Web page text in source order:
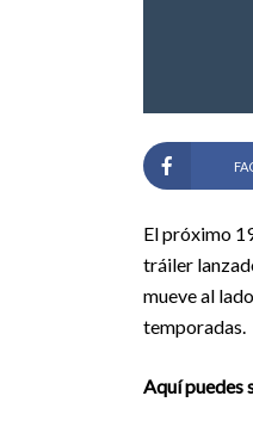
El próximo
tráiler
mueve al
temporadas.
Aquí puedes